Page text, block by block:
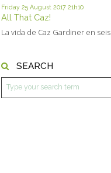
Friday 25 August 2017 21h10
All That Caz!
La vida de Caz Gardiner en
SEARCH